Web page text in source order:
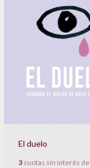
El duelo
3cuotas sin interés de